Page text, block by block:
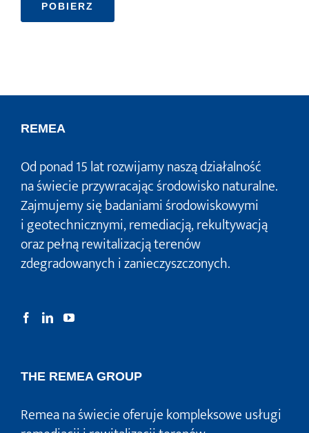
POBIERZ
REMEA
Od ponad 15 lat rozwijamy naszą działalność
na świecie przywracając środowisko naturalne.
Zajmujemy się badaniami środowiskowymi
i geotechnicznymi, remediacją, rekultywacją
oraz pełną rewitalizacją terenów
zdegradowanych i zanieczyszczonych.
THE REMEA GROUP
Remea na świecie oferuje kompleksowe usługi